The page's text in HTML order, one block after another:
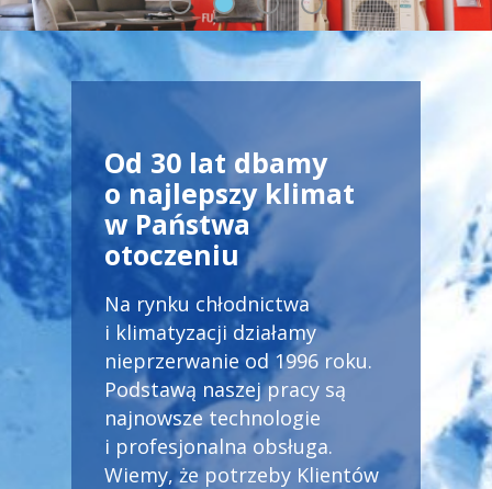
Od 30 lat dbamy
o najlepszy klimat
w Państwa
otoczeniu
Na rynku chłodnictwa
i klimatyzacji działamy
nieprzerwanie od 1996 roku.
Podstawą naszej pracy są
najnowsze technologie
i profesjonalna obsługa.
Wiemy, że potrzeby Klientów